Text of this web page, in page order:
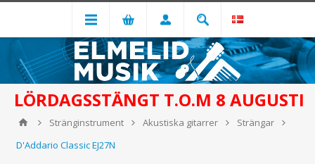
LÖRDAGSSTÄNGT T.O.M 8 AUGUSTI
Stränginstrument Akustiska gitarrer
Strängar
D'Addario Classic EJ27N